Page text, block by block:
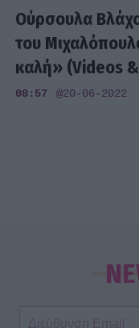
Ούρσουλα
του
καλή» (Videos
08:57 @20-06-2022